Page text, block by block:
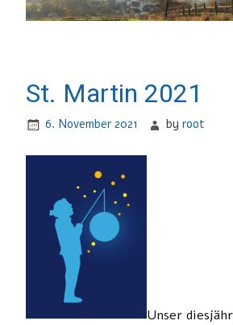
St. Martin 2021
6. November 2021 byroot
Unser